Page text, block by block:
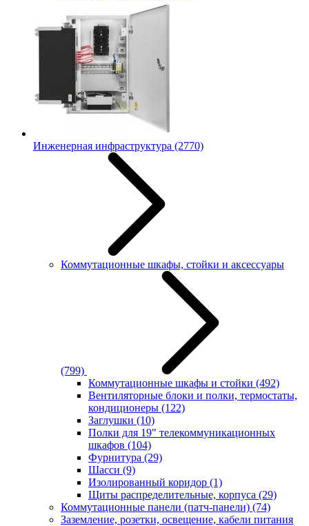
Инженерная инфраструктура (2770)
Коммутационные шкафы, стойки и аксессуары
(799)
Коммутационные шкафы и стойки (492)
Вентиляторные блоки и полки, термостаты,
кондиционеры (122)
Заглушки (10)
Полки для 19" телекоммуникационных
шкафов (104)
Фурнитура (29)
Шасси (9)
Изолированный коридор (1)
Щиты распределительные, корпуса (29)
Коммутационные панели (патч-панели) (74)
Заземление, розетки, освещение, кабели питания